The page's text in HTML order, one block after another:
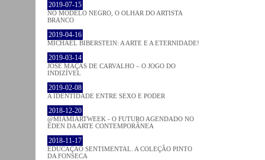
2019-07-15
NO MODELO NEGRO, O OLHAR DO ARTISTA
BRANCO
2019-04-16
MICHAEL BIBERSTEIN: A ARTE E A ETERNIDADE!
2019-03-14
JOSÉ MAÇÃS DE CARVALHO – O JOGO DO
INDIZÍVEL
2019-02-08
A IDENTIDADE ENTRE SEXO E PODER
2018-12-20
@MIAMIARTWEEK - O FUTURO AGENDADO NO
ÉDEN DA ARTE CONTEMPORÂNEA
2018-11-17
EDUCAÇÃO SENTIMENTAL. A COLEÇÃO PINTO
DA FONSECA